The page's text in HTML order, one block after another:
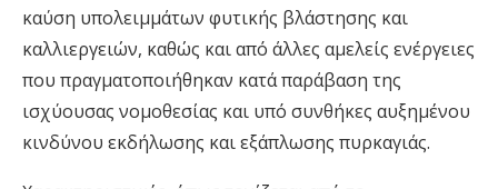
καύση υπολειμμάτων φυτικής βλάστησης και
καλλιεργειών, καθώς και από άλλες αμελείς ενέργειες
που πραγματοποιήθηκαν κατά παράβαση της
ισχύουσας νομοθεσίας και υπό συνθήκες αυξημένου
κινδύνου εκδήλωσης και εξάπλωσης πυρκαγιάς.